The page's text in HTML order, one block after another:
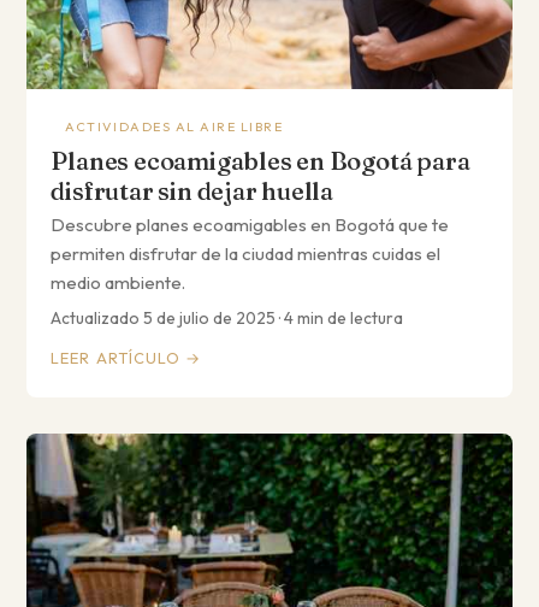
ACTIVIDADES AL AIRE LIBRE
Planes ecoamigables en Bogotá para
disfrutar sin dejar huella
Descubre planes ecoamigables en Bogotá que te
permiten disfrutar de la ciudad mientras cuidas el
medio ambiente.
Actualizado 5 de julio de 2025 · 4 min de lectura
LEER ARTÍCULO →